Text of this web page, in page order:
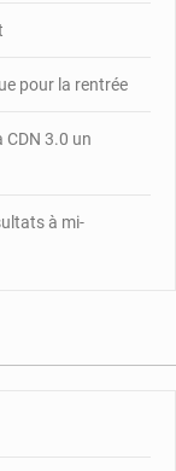
pour la rentrée
CDN 3.0 un
à mi-